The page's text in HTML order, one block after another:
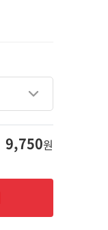
9,750원